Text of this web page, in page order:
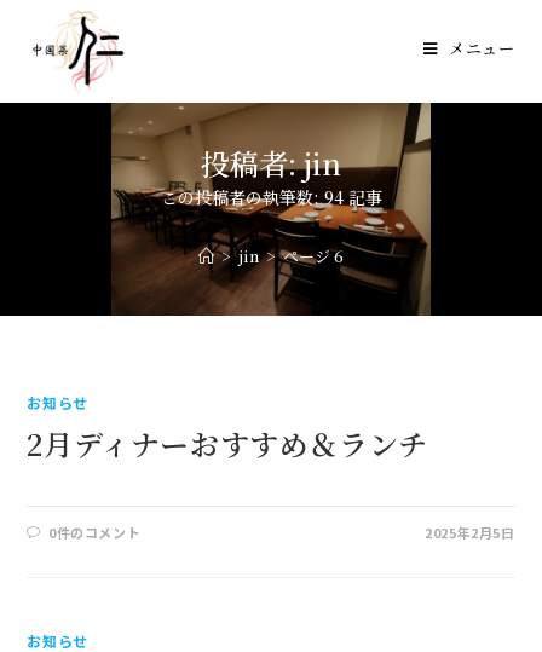
メニュー
投稿者:jin
この投稿者の執筆数: 94 記事
> jin > ページ 6
お知らせ
2月ディナーおすすめ＆ランチ
0件のコメント 2025年2月5日
お知らせ